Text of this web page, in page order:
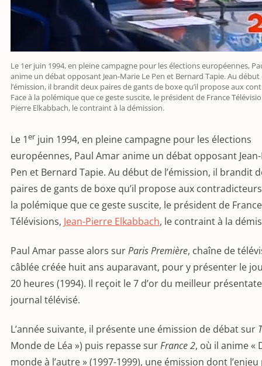
Le 1er juin 1994, en pleine campagne pour les élections européennes,
anime un débat opposant Jean-Marie Le Pen et Bernard Tapie. Au début
l’émission, il brandit deux paires de gants de boxe qu’il propose aux
Face à la polémique que ce geste suscite, le président de France
Pierre Elkabbach, le contraint à la démission.
Le 1er juin 1994, en pleine campagne pour les élections
européennes, Paul Amar anime un débat opposant
Pen et Bernard Tapie. Au début de l’émission, il brandit
paires de gants de boxe qu’il propose aux
la polémique que ce geste suscite, le président de France
Télévisions, Jean-Pierre Elkabbach, le contraint à la
Paul Amar passe alors surParis Première, chaîne de
câblée créée huit ans auparavant, pour y présenter le
20 heures (1994). Il reçoit le 7 d’or du meilleur
journal télévisé.
L’année suivante, il présente une émission de débat sur
Monde de Léa ») puis repasse surFrance 2, où il anime «
monde à l’autre » (1997-1999), une émission dont